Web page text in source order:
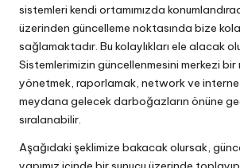
sistemleri kendi ortamımızda
üzerinden güncelleme noktasında bize
sağlamaktadır. Bu kolaylıkları ele alacak
Sistemlerimizin güncellenmesini merkezi
yönetmek, raporlamak, network ve
meydana gelecek darboğazların önüne
sıralanabilir.
Aşağıdaki şeklimize bakacak olursak,